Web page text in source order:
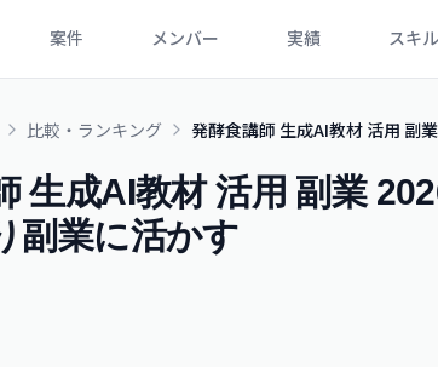
案件 メンバー 実績 スキル
比較・ランキング 発酵食講師 生成AI教材 活用 副
生成AI教材 活用 副業
副業に活かす